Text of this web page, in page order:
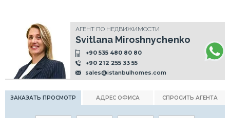
АГЕНТ ПО НЕДВИЖИМОСТИ
Svitlana Miroshnychenko
+90 535 480 80 80
+90 212 255 33 55
sales@istanbulhomes.com
ЗАКАЗАТЬ ПРОСМОТР АДРЕС ОФИСА СПРОСИТЬ АГЕНТА